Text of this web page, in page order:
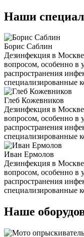
Наши
Борис Саблин
Дезинфекция в
вопросом, особенно в
распространения
специализированные
Глеб Кожевников
Дезинфекция в
вопросом, особенно в
распространения
специализированные
Иван Ермолов
Дезинфекция в
вопросом, особенно в
распространения
специализированные
Наше